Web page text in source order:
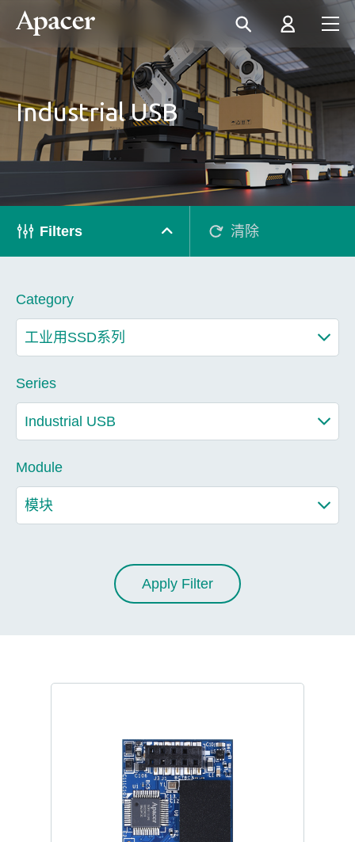
Industrial USB
Filters 清除
Category
Series
Module
Apply Filter